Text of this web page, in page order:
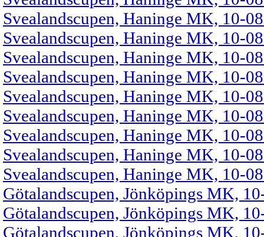
Svealandscupen, Haninge MK, 10-
Svealandscupen, Haninge MK, 10-
Svealandscupen, Haninge MK, 10-
Svealandscupen, Haninge MK, 10-
Svealandscupen, Haninge MK, 10-
Svealandscupen, Haninge MK, 10-
Svealandscupen, Haninge MK, 10-
Svealandscupen, Haninge MK, 10-
Svealandscupen, Haninge MK, 10-
Götalandscupen, Jönköpings MK,
Götalandscupen, Jönköpings MK,
Götalandscupen, Jönköpings MK,